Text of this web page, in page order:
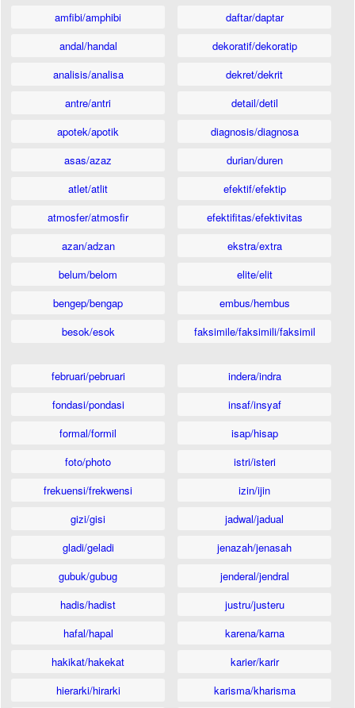
amfibi/amphibi
andal/handal
analisis/analisa
antre/antri
apotek/apotik
asas/azaz
atlet/atlit
atmosfer/atmosfir
azan/adzan
belum/belom
bengep/bengap
besok/esok
daftar/daptar
dekoratif/dekoratip
dekret/dekrit
detail/detil
diagnosis/diagnosa
durian/duren
efektif/efektip
efektifitas/efektivitas
ekstra/extra
elite/elit
embus/hembus
faksimile/faksimili/faksimil
februari/pebruari
fondasi/pondasi
formal/formil
foto/photo
frekuensi/frekwensi
gizi/gisi
gladi/geladi
gubuk/gubug
hadis/hadist
hafal/hapal
hakikat/hakekat
hierarki/hirarki
indera/indra
insaf/insyaf
isap/hisap
istri/isteri
izin/ijin
jadwal/jadual
jenazah/jenasah
jenderal/jendral
justru/justeru
karena/karna
karier/karir
karisma/kharisma